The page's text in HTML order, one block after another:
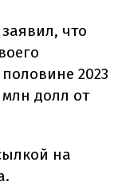
что
2023
долл от
на